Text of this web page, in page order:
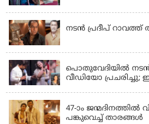
നടൻ പ്രദീപ് റാവത്ത്
പൊതുവേദിയില്‍
വീഡിയോ പ്രചരിച്ചു;
47-ാം ജന്മദിനത്തിൽ
പങ്കുവെച്ച് താരങ്ങൾ